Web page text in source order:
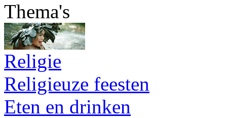
Thema's
Religie
Religieuze feesten
Eten en drinken